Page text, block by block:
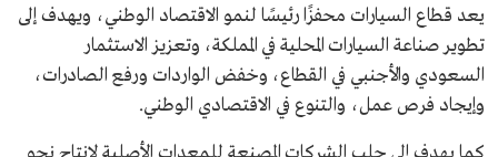
يعد قطاع السيارات محفزًا رئيسًا لنمو الاقتصاد الوطني، ويهدف إلى
تطوير صناعة السيارات المحلية في المملكة، وتعزيز الاستثمار
السعودي والأجنبي في القطاع، وخفض الواردات ورفع الصادرات،
وإيجاد فرص عمل، والتنوع في الاقتصادي الوطني.